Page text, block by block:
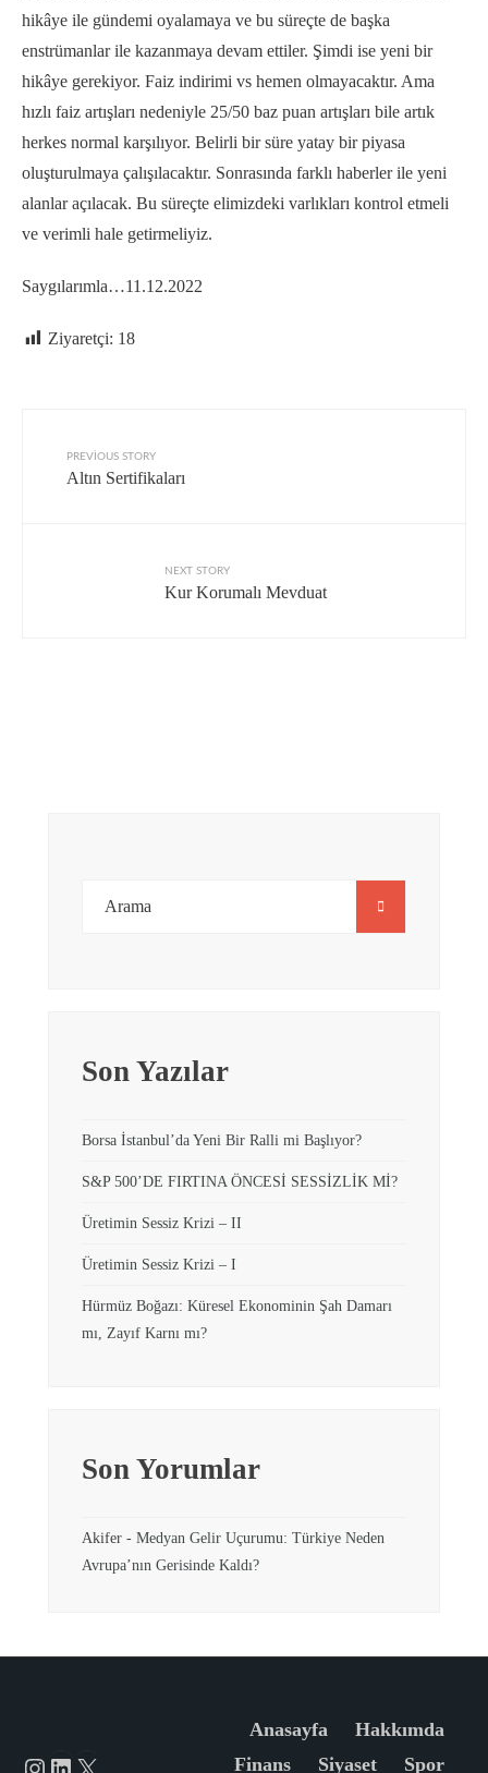
hikâye ile gündemi oyalamaya ve bu süreçte de başka
enstrümanlar ile kazanmaya devam ettiler. Şimdi ise yeni bir
hikâye gerekiyor. Faiz indirimi vs hemen olmayacaktır. Ama
hızlı faiz artışları nedeniyle 25/50 baz puan artışları bile artık
herkes normal karşılıyor. Belirli bir süre yatay bir piyasa
oluşturulmaya çalışılacaktır. Sonrasında farklı haberler ile yeni
alanlar açılacak. Bu süreçte elimizdeki varlıkları kontrol etmeli
ve verimli hale getirmeliyiz.
Saygılarımla…11.12.2022
Ziyaretçi: 18
PREVIOUS STORY
Altın Sertifikaları
NEXT STORY
Kur Korumalı Mevduat
Son Yazılar
Borsa İstanbul’da Yeni Bir Ralli mi Başlıyor?
S&P 500’DE FIRTINA ÖNCESİ SESSİZLİK Mİ?
Üretimin Sessiz Krizi – II
Üretimin Sessiz Krizi – I
Hürmüz Boğazı: Küresel Ekonominin Şah Damarı
mı, Zayıf Karnı mı?
Son Yorumlar
Akifer - Medyan Gelir Uçurumu: Türkiye Neden
Avrupa’nın Gerisinde Kaldı?
Instagram
Anasayfa
Hakkımda
Finans
Siyaset Spor